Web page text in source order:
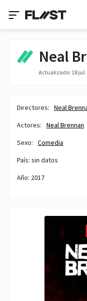
Neal
Actualizado: 18 jul.
Directores: Neal
Actores:
Neal Brennan
Sexo:
Comedia
País: sin datos
Año: 2017